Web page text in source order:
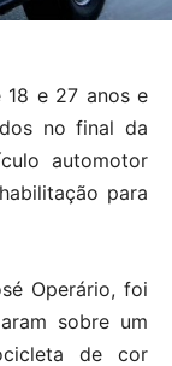
18 e 27 anos e
no final da
automotor
para
Operário, foi
sobre um
de cor